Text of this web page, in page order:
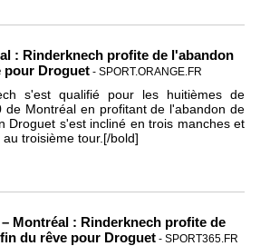
: Rinderknech profite de l'abandon
pour Droguet - SPORT.ORANGE.FR
s'est qualifié pour les huitièmes de
de Montréal en profitant de l'abandon de
Droguet s'est incliné en trois manches et
troisième tour.[/bold]
– Montréal : Rinderknech profite de
du rêve pour Droguet - SPORT365.FR